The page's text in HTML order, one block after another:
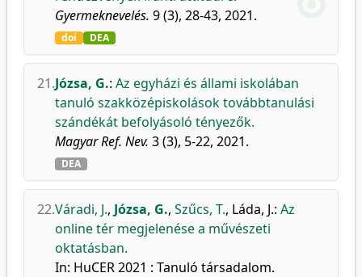
Gyermeknevelés. 9 (3), 28-43, 2021.
doi DEA
21.Józsa, G.: Az egyházi és állami iskolában
tanuló szakközépiskolások továbbtanulási
szándékát befolyásoló tényezők.
Magyar Ref. Nev. 3 (3), 5-22, 2021.
DEA
22.Váradi, J., Józsa, G., Szűcs, T., Láda, J.: Az
online tér megjelenése a művészeti
oktatásban.
In: HuCER 2021 : Tanuló társadalom.